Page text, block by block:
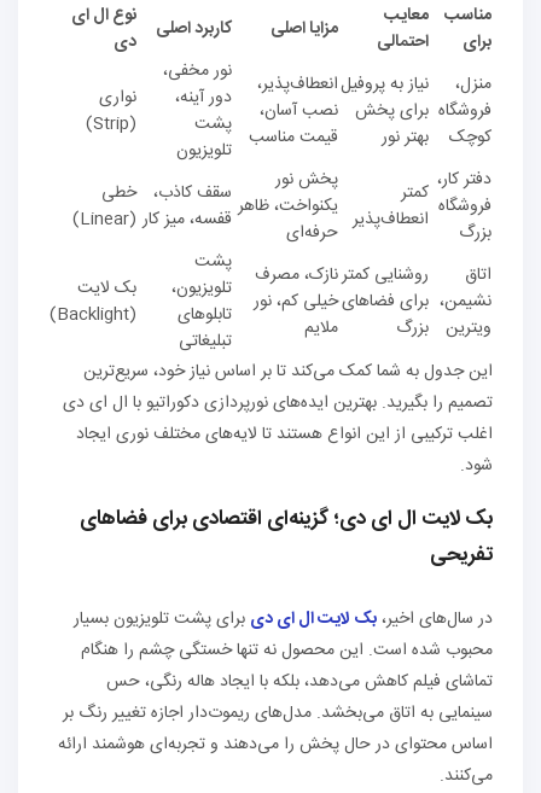
نوع ال ای
دی
کاربرد اصلی مزایا اصلی
معایب
احتمالی
مناسب
برای
نواری
(Strip)
نور مخفی،
دور آینه،
پشت
تلویزیون
انعطاف‌پذیر،
نصب آسان،
قیمت مناسب
نیاز به پروفیل
برای پخش
بهتر نور
منزل،
فروشگاه
کوچک
خطی
(Linear)
سقف کاذب،
قفسه، میز کار
پخش نور
یکنواخت، ظاهر
حرفه‌ای
کمتر
انعطاف‌پذیر
دفتر کار،
فروشگاه
بزرگ
بک لایت
(Backlight)
پشت
تلویزیون،
تابلوهای
تبلیغاتی
نازک، مصرف
خیلی کم، نور
ملایم
روشنایی کمتر
برای فضاهای
بزرگ
اتاق
نشیمن،
ویترین
این جدول به شما کمک می‌کند تا بر اساس نیاز خود، سریع‌ترین
تصمیم را بگیرید. بهترین ایده‌های نورپردازی دکوراتیو با ال ای دی
اغلب ترکیبی از این انواع هستند تا لایه‌های مختلف نوری ایجاد
شود.
بک لایت ال ای دی؛ گزینه‌ای اقتصادی برای فضاهای
تفریحی
در سال‌های اخیر،بک لایت ال ای دی برای پشت تلویزیون بسیار
محبوب شده است. این محصول نه تنها خستگی چشم را هنگام
تماشای فیلم کاهش می‌دهد، بلکه با ایجاد هاله رنگی، حس
سینمایی به اتاق می‌بخشد. مدل‌های ریموت‌دار اجازه تغییر رنگ بر
اساس محتوای در حال پخش را می‌دهند و تجربه‌ای هوشمند ارائه
می‌کنند.